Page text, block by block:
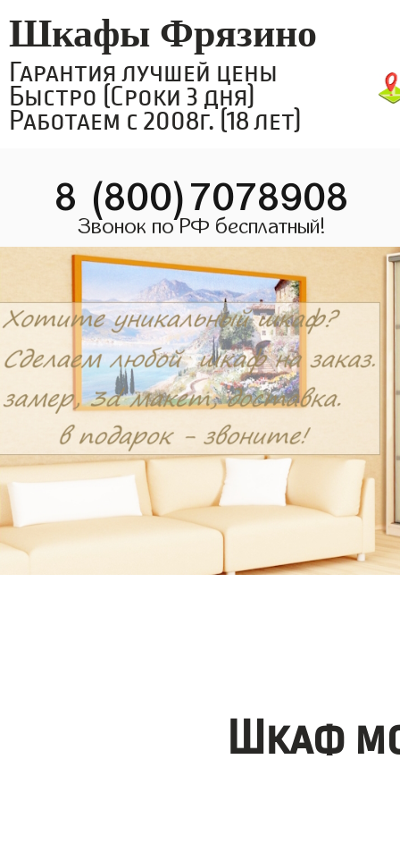
Шкафы Фрязино
Гарантия лучшей цены
Быстро (Сроки 3 дня)
Работаем с 2008г. (18 лет)
8 (800)7078908
Звонок по РФ бесплатный!
Шкаф